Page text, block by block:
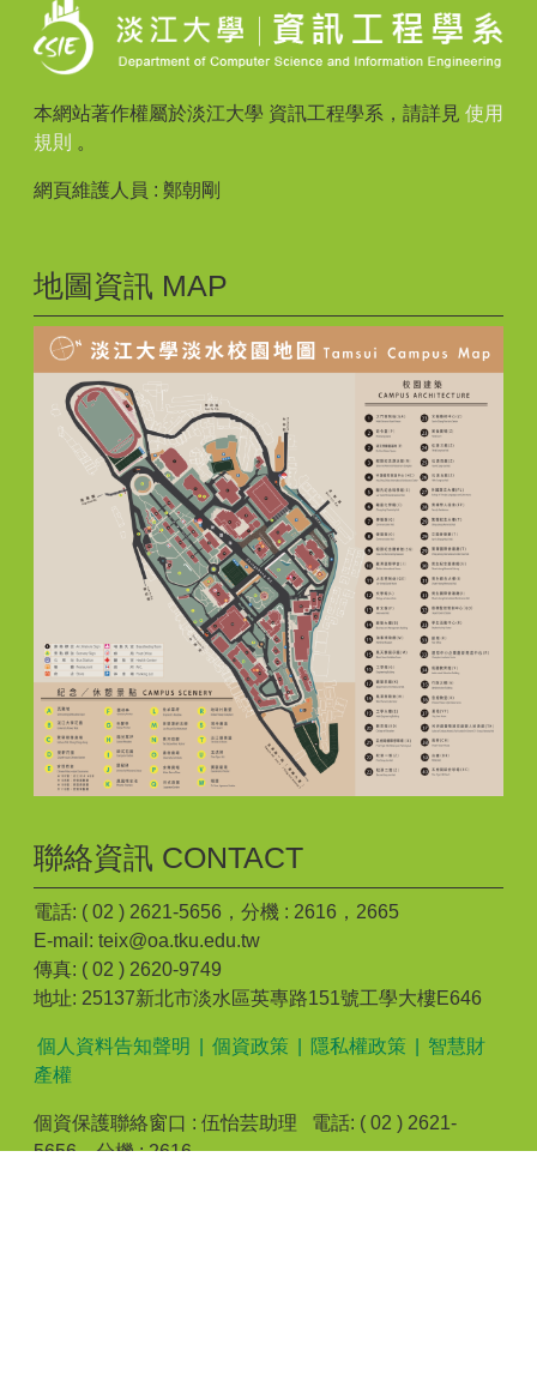
本網站著作權屬於淡江大學 資訊工程學系，請詳見 使用
規則 。
網頁維護人員 : 鄭朝剛
地圖資訊 MAP
聯絡資訊 CONTACT
電話: ( 02 ) 2621-5656，分機 : 2616，2665
E-mail: teix@oa.tku.edu.tw
傳真: ( 02 ) 2620-9749
地址: 25137新北市淡水區英專路151號工學大樓E646
個人資料告知聲明 個資政策 隱私權政策
智慧財
產權
個資保護聯絡窗口 : 伍怡芸助理 電話: ( 02 ) 2621-
5656，分機 : 2616